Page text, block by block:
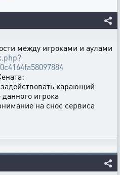
между игроками и аулами
карающий
игрока
на снос сервиса